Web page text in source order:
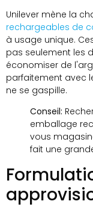
Unilever mène la
rechargeables de
à usage unique.
pas seulement les
économiser de
parfaitement avec
ne se gaspille.
Conseil:
emballage
vous
fait une